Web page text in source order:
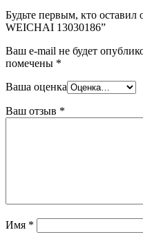
Будьте первым, кто
WEICHAI 13030186”
Ваш e-mail не будет
помечены *
Ваша оценка
Ваш отзыв *
Имя *